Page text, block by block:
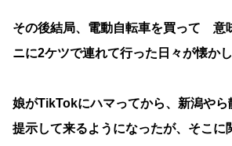
その後結局、電動自転車を買って 意
ニに2ケツで連れて行った日々が懐かし
娘がTikTokにハマってから、新潟やら
提示して来るようになったが、そこに